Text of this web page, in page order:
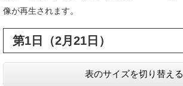
像が再生されます。
第1日（2月21日）
表のサイズを切り替える